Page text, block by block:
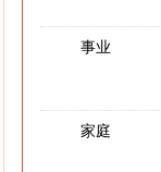
事业
家庭